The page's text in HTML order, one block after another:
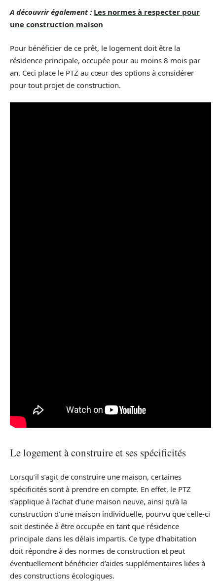
A découvrir également : Les normes à respecter pour
une construction maison
Pour bénéficier de ce prêt, le logement doit être la
résidence principale, occupée pour au moins 8 mois par
an. Ceci place le PTZ au cœur des options à considérer
pour tout projet de construction.
Le logement à construire et ses spécificités
Lorsqu’il s’agit de construire une maison, certaines
spécificités sont à prendre en compte. En effet, le PTZ
s’applique à l’achat d’une maison neuve, ainsi qu’à la
construction d’une maison individuelle, pourvu que celle-ci
soit destinée à être occupée en tant que résidence
principale dans les délais impartis. Ce type d’habitation
doit répondre à des normes de construction et peut
éventuellement bénéficier d’aides supplémentaires liées à
des constructions écologiques.